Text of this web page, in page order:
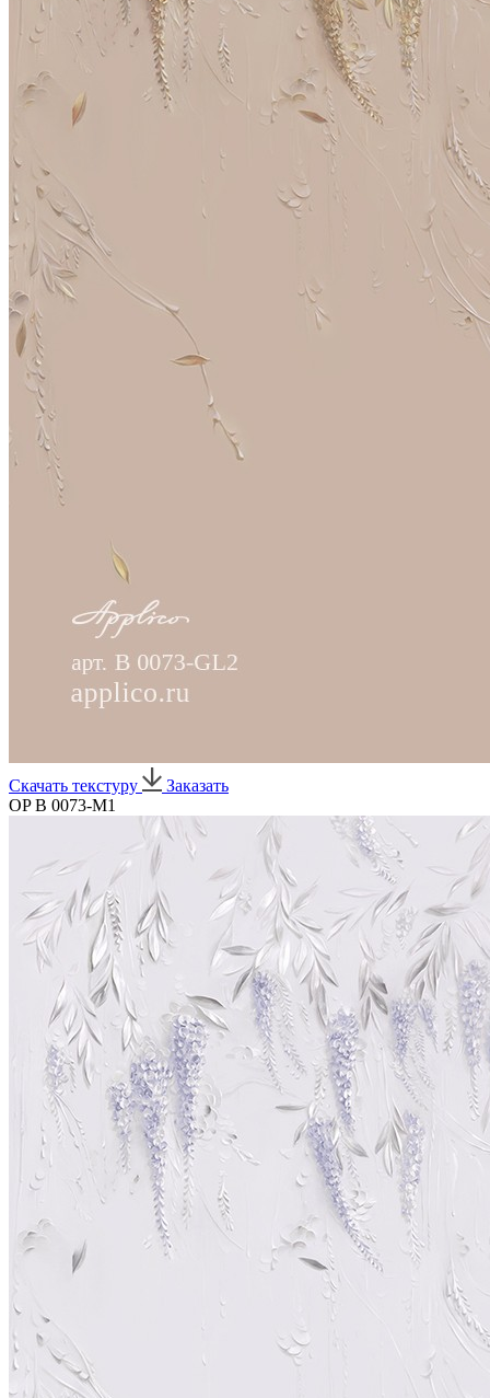
Скачать текстуру
Заказать
OP B 0073-M1